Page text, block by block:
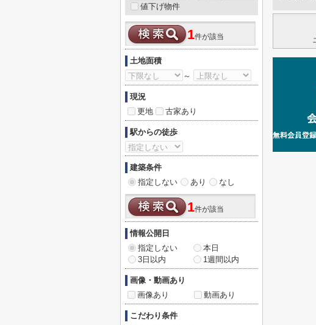
値下げ物件
1件が該当
土地面積
～
現況
更地
古家あり
駅からの徒歩
建築条件
指定しない
あり なし
1件が該当
情報公開日
指定しない
本日
3日以内
1週間以内
画像・動画あり
画像あり
動画あり
こだわり条件